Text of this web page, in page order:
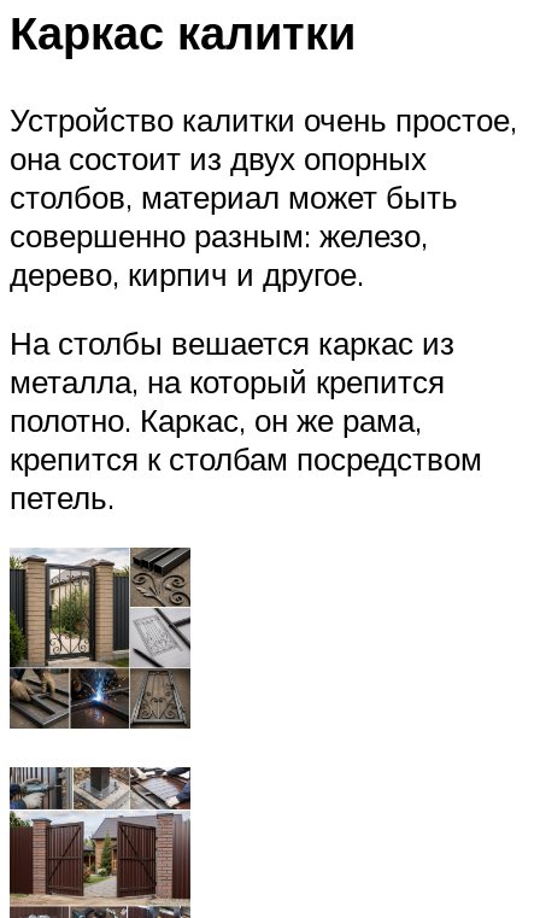
Каркас калитки
Устройство калитки очень простое,
она состоит из двух опорных
столбов, материал может быть
совершенно разным: железо,
дерево, кирпич и другое.
На столбы вешается каркас из
металла, на который крепится
полотно. Каркас, он же рама,
крепится к столбам посредством
петель.